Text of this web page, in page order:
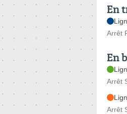
En
Arrêt
En
Arrêt
Arrêt